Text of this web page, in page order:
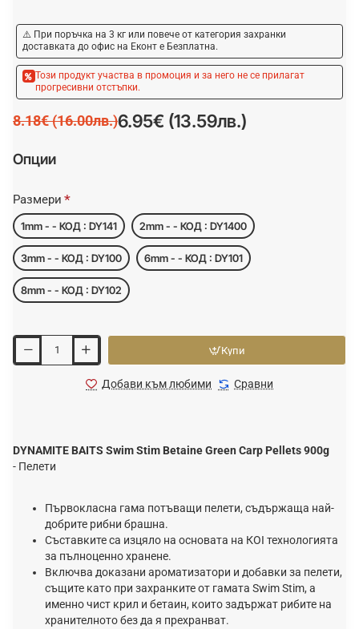
⚠️ При поръчка на 3 кг или повече от категория захранки
доставката до офис на Еконт е Безплатна.
Този продукт участва в промоция и за него не се прилагат
прогресивни отстъпки.
6.95€ (13.59лв.)
8.18€ (16.00лв.)
Опции
Размери
1mm - - КОД : DY141 2mm - - КОД : DY1400
3mm - - КОД : DY100 6mm - - КОД : DY101
8mm - - КОД : DY102
Купи
Добави към любими Сравни
DYNAMITE BAITS Swim Stim Betaine Green Carp Pellets 900g
- Пелети
Първокласна гама потъващи пелети, съдържаща най-
добрите рибни брашна.
Съставките са изцяло на основата на КОІ технологията
за пълноценно хранене.
Включва доказани ароматизатори и добавки за пелети,
същите като при захранките от гамата Swim Stim, а
именно чист крил и бетаин, които задържат рибите на
хранителното без да я прехранват.